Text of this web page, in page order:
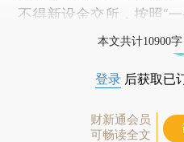
不得新设金交所，按照“
本文共计10900
登录 后获取已
财新通会员
可畅读全文